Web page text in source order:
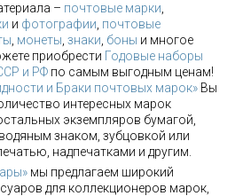
– почтовые марки
и фотографии почтовые
монеты знаки боны и многое
приобрести Годовые наборы
и РФ по самым выгодным ценам!
и Браки почтовых марок» Вы
интересных марок
экземпляров бумагой,
знаком, зубцовкой или
надпечатками и другим.
мы предлагаем широкий
для коллекционеров марок,